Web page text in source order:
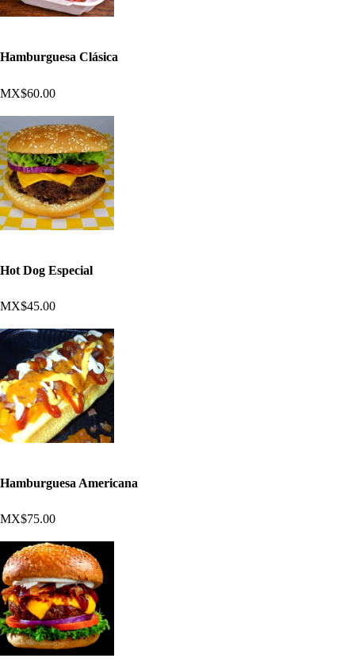
Hamburguesa Clásica
MX$60.00
Hot Dog Especial
MX$45.00
Hamburguesa Americana
MX$75.00